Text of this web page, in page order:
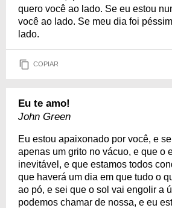
quero você ao lado. Se eu estou
você ao lado. Se meu dia foi
lado.
COPIAR
Eu te amo!
John Green
Eu estou apaixonado por você, e
apenas um grito no vácuo, e que o
inevitável, e que estamos todos
que haverá um dia em que tudo o
ao pó, e sei que o sol vai engolir a
podemos chamar de nossa, e eu